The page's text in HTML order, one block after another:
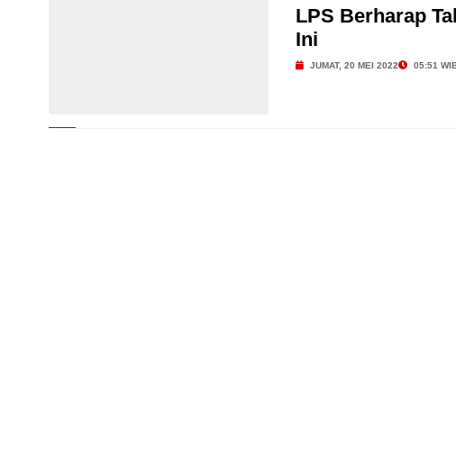
LPS Berharap
Ini
JUMAT, 20 MEI 2022 05:51